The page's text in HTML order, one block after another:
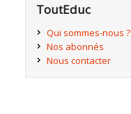
ToutEduc
Qui sommes-nous ?
Nos abonnés
Nous contacter